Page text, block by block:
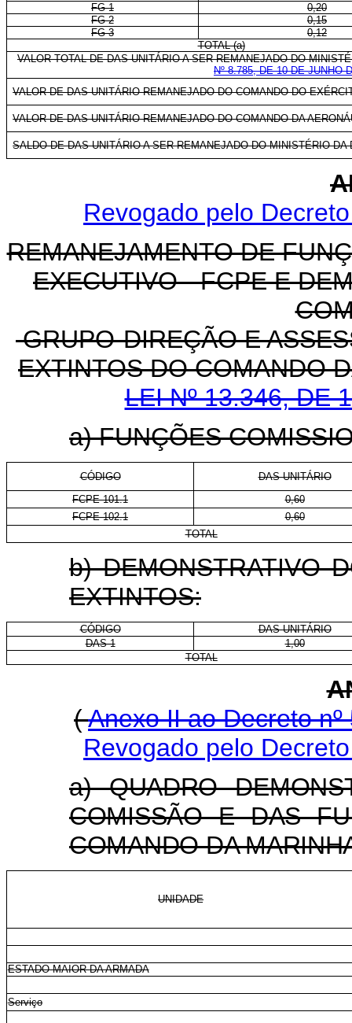
FG-1
0,20
FG-2
0,15
FG-3
0,12
TOTAL (a)
VALOR TOTAL DE DAS-UNITÁRIO A SER REMANEJADO DO
Nº 8.785, DE 10 DE JUNHO
VALOR DE DAS-UNITÁRIO REMANEJADO DO COMANDO DO
VALOR DE DAS-UNITÁRIO REMANEJADO DO COMANDO DA
SALDO DE DAS-UNITÁRIO A SER REMANEJADO DO MINISTÉRIO DA
Revogado pelo
REMANEJAMENTO DE
EXECUTIVO - FCPE E
GRUPO-DIREÇÃO E
EXTINTOS DO COMANDO
LEI Nº 13.346, DE
a) FUNÇÕES
CÓDIGO
DAS-UNITÁRIO
FCPE 101.1
0,60
FCPE 102.1
0,60
TOTAL
b) DEMONSTRATIVO
EXTINTOS:
CÓDIGO
DAS-UNITÁRIO
DAS-1
1,00
TOTAL
(Anexo II ao Decreto
Revogado pelo
a) QUADRO
COMISSÃO E DAS
COMANDO DA
UNIDADE
ESTADO-MAIOR DA ARMADA
Serviço